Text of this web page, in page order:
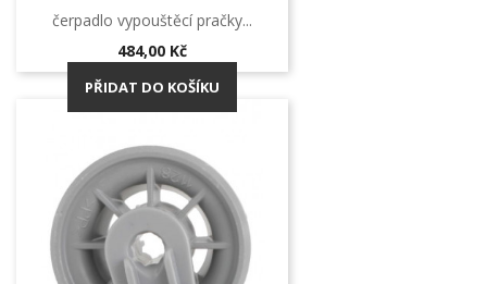
čerpadlo vypouštěcí pračky...
Cena
484,00 Kč
PŘIDAT DO KOŠÍKU